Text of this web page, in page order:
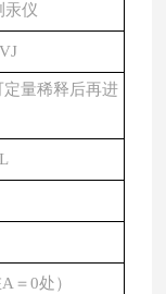
汞仪
量稀释后再进
＝0处）